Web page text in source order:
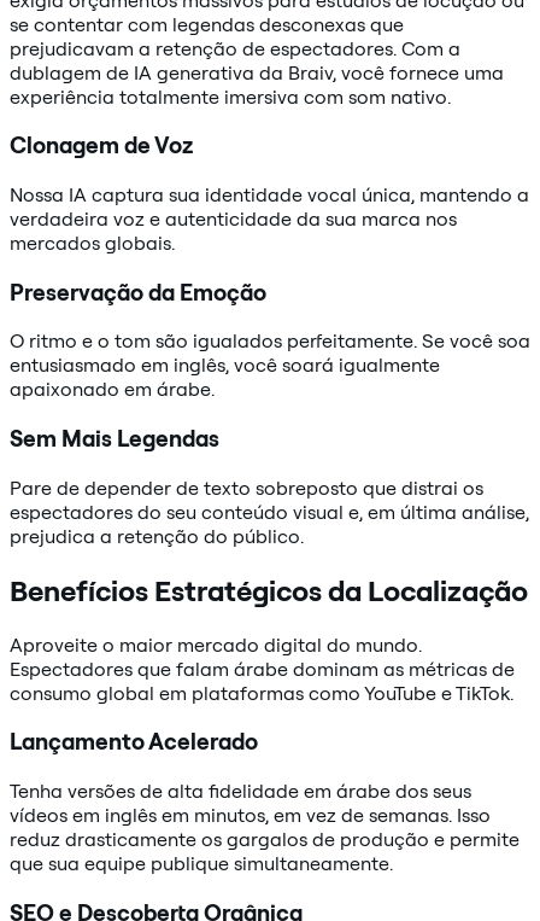
se contentar com legendas desconexas que
prejudicavam a retenção de espectadores. Com a
dublagem de IA generativa da Braiv, você fornece uma
experiência totalmente imersiva com som nativo.
Clonagem de Voz
Nossa IA captura sua identidade vocal única, mantendo a
verdadeira voz e autenticidade da sua marca nos
mercados globais.
Preservação da Emoção
O ritmo e o tom são igualados perfeitamente. Se você soa
entusiasmado em inglês, você soará igualmente
apaixonado em árabe.
Sem Mais Legendas
Pare de depender de texto sobreposto que distrai os
espectadores do seu conteúdo visual e, em última análise,
prejudica a retenção do público.
Benefícios Estratégicos da Localização
Aproveite o maior mercado digital do mundo.
Espectadores que falam árabe dominam as métricas de
consumo global em plataformas como YouTube e TikTok.
Lançamento Acelerado
Tenha versões de alta fidelidade em árabe dos seus
vídeos em inglês em minutos, em vez de semanas. Isso
reduz drasticamente os gargalos de produção e permite
que sua equipe publique simultaneamente.
SEO e Descoberta Orgânica